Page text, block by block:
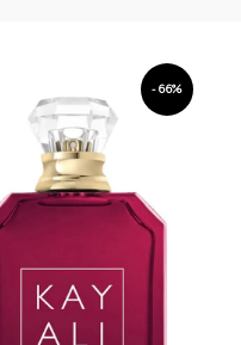
-66%